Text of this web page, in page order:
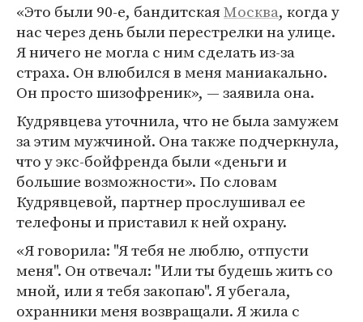
«Это были 90-е, бандитскаяМосква, когда у
нас через день были перестрелки на улице.
Я ничего не могла с ним сделать из-за
страха. Он влюбился в меня маниакально.
Он просто шизофреник», — заявила она.
Кудрявцева уточнила, что не была замужем
за этим мужчиной. Она также подчеркнула,
что у экс-бойфренда были «деньги и
большие возможности». По словам
Кудрявцевой, партнер прослушивал ее
телефоны и приставил к ней охрану.
«Я говорила: "Я тебя не люблю, отпусти
меня". Он отвечал: "Или ты будешь жить со
мной, или я тебя закопаю". Я убегала,
охранники меня возвращали. Я жила с